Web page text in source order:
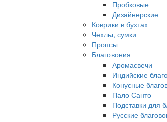
Пробковые
Дизайнерские
Коврики в бухтах
Чехлы, сумки
Пропсы
Благовония
Аромасвечи
Индийские
Конусные
Пало Санто
Подставки для
Русские